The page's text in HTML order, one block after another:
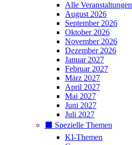
Alle Veranstaltungen
August 2026
September 2026
Oktober 2026
November 2026
Dezember 2026
Januar 2027
Februar 2027
März 2027
April 2027
Mai 2027
Juni 2027
Juli 2027
⬛️ Spezielle Themen
KI-Themen